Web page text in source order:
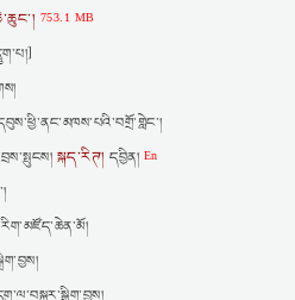
753.1 MB
སྐད་རིཊ།དབྱིན། En